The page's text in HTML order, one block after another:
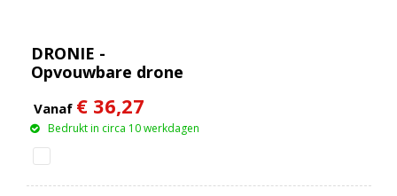
DRONIE -
Opvouwbare drone
Vanaf € 36,27
Bedrukt in circa 10 werkdagen